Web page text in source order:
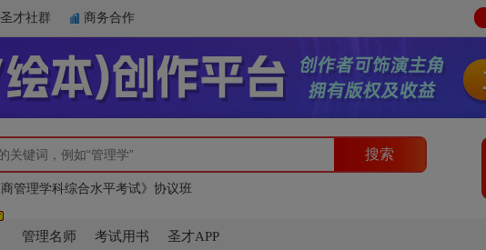
圣才社群 商务合作
材精讲AI课程
管理学科综合水平考试》协议班
管理学科综合水平考试》协议班
搜索
管理名师 考试用书 圣才APP